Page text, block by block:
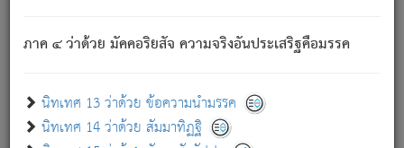
ภาค ๔ ว่าด้วย มัคคอริยสัจ ความจริงอันประเสริฐคือมรรค
นิทเทศ 13 ว่าด้วย ข้อความนำมรรค
นิทเทศ 14 ว่าด้วย สัมมาทิฏฐิ
เกี่ยวกับธรรมโฆษณ์ออนไลน์ (Disclaimer)
แม้ระบบ "ธรรมโฆษณ์ออนไลน์" พยายามปรับปรุงข้อมูลให้ถูกต้องมากที่สุด
ผู้ศึกษาก็พึงตรวจสอบกับตัวเล่มหนังสือต้นฉบับ ที่มีการพิมพ์ครั้งล่าสุด